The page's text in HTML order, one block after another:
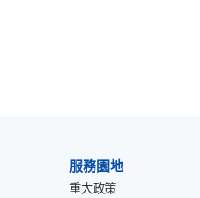
服務園地
重大政策